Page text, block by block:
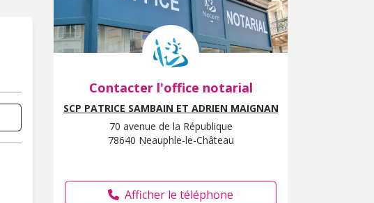
Contacter l'office notarial
SCP PATRICE SAMBAIN ET ADRIEN MAIGNAN
70 avenue de la République
78640 Neauphle-le-Château
Afficher le téléphone